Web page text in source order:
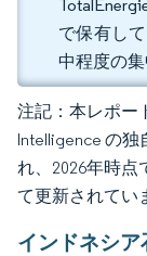
で保有し
中程度の集
注記：本レポー
Intelligence の
れ、2026年時点
て更新されてい
インドネシ